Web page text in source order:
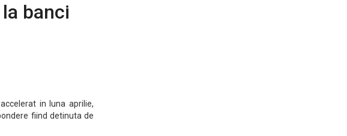
banci
in luna aprilie,
fiind detinuta de